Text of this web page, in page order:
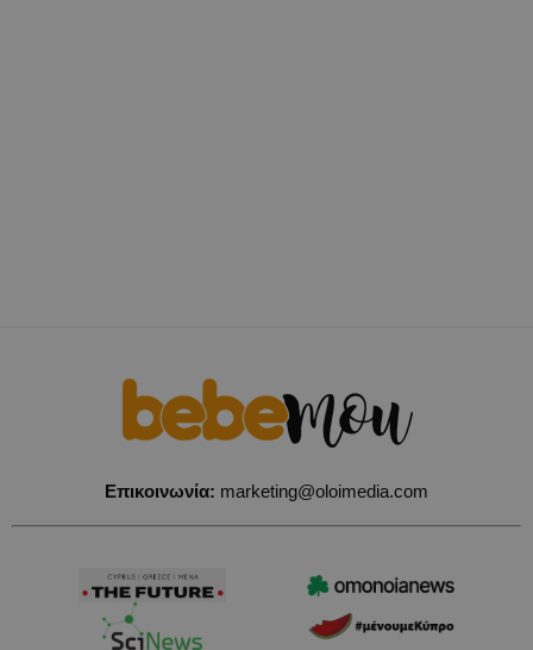
Επικοινωνία: marketing@oloimedia.com